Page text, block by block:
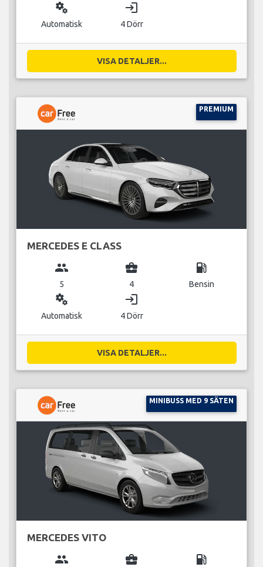
miscellaneous_services
Automatisk
login
4 Dörr
VISA DETALJER...
PREMIUM
MERCEDES E CLASS
group
5
business_center
4
local_gas_station
Bensin
miscellaneous_services
Automatisk
login
4 Dörr
VISA DETALJER...
MINIBUSS MED 9 SÄTEN
MERCEDES VITO
group business_center local_gas_station